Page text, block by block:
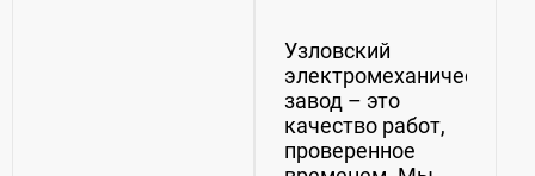
Узловский
электромеханический
завод – это
качество работ,
проверенное